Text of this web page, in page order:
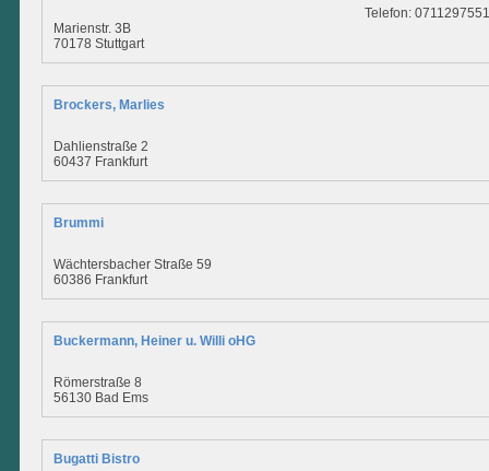
Marienstr. 3B
70178 Stuttgart
Telefon: 0711297551
Brockers, Marlies
Dahlienstraße 2
60437 Frankfurt
Brummi
Wächtersbacher Straße 59
60386 Frankfurt
Buckermann, Heiner u. Willi oHG
Römerstraße 8
56130 Bad Ems
Bugatti Bistro